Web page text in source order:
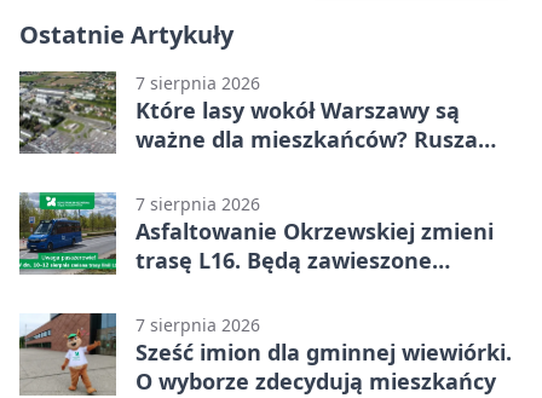
Ostatnie Artykuły
7 sierpnia 2026
Które lasy wokół Warszawy są
ważne dla mieszkańców? Rusza
7 sierpnia 2026
Asfaltowanie Okrzewskiej zmieni
trasę L16. Będą zawieszone
7 sierpnia 2026
Sześć imion dla gminnej wiewiórki.
O wyborze zdecydują mieszkańcy